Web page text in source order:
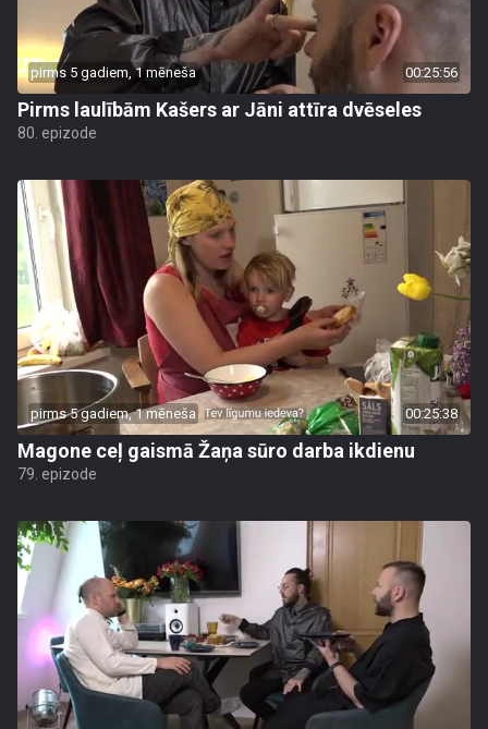
pirms 5 gadiem, 1 mēneša 00:25:56
Pirms laulībām Kašers ar Jāni attīra dvēseles
80. epizode
pirms 5 gadiem, 1 mēneša 00:25:38
Magone ceļ gaismā Žaņa sūro darba ikdienu
79. epizode